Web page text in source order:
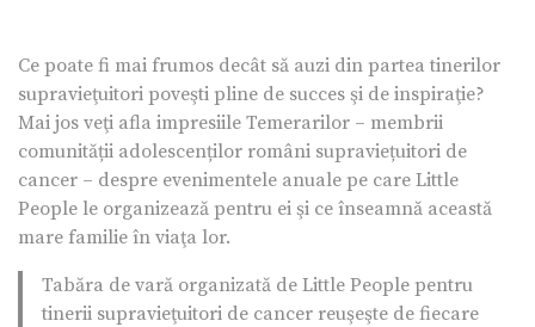
Ce poate fi mai frumos decât să auzi din partea tinerilor
supravieţuitori poveşti pline de succes şi de inspiraţie?
Mai jos veţi afla impresiile Temerarilor – membrii
comunității adolescenților români supraviețuitori de
cancer – despre evenimentele anuale pe care Little
People le organizează pentru ei şi ce înseamnă această
mare familie în viaţa lor.
Tabăra de vară organizată de Little People pentru
tinerii supravieţuitori de cancer reuşeşte de fiecare